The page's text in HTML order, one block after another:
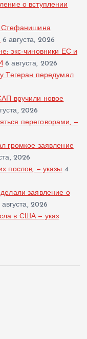
о вступлении
Стефанишина
6 августа, 2026
экс-чиновники ЕС и
6 августа, 2026
Тегеран передумал
вручили новое
2026
переговорами, —
громкое заявление
2026
послов, — указы 4
заявление о
августа, 2026
в США — указ